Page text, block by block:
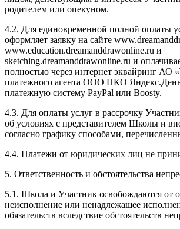
родителем или опекуном.
4.2. Для единовременной полной оплаты
оформляет заявку на сайте
www.education.dreamanddrawonline.ru и
sketching.dreamanddrawonline.ru и
полностью через интернет эквайринг АО
платежного агента ООО НКО
платежную систему PayPal или Boosty.
4.3. Для оплаты услуг в рассрочку
об условиях с представителем Школы и
согласно графику способами,
4.4. Платежи от юридических лиц не
5. Ответственность и обстоятельства
5.1. Школа и Участник освобождаются от
неисполнение или ненадлежащее
обязательств вследствие обстоятельств